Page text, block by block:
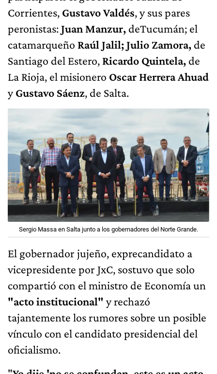
Corrientes, Gustavo Valdés, y sus pares
peronistas:Juan Manzur, deTucumán; el
catamarqueño Raúl Jalil;Julio Zamora, de
Santiago del Estero, Ricardo Quintela, de
La Rioja, el misionero Oscar Herrera Ahuad
yGustavo Sáenz, de Salta.
Sergio Massa en Salta junto a los gobernadores del Norte Grande.
El gobernador jujeño, exprecandidato a
vicepresidente por JxC, sostuvo que solo
compartió con el ministro de Economía un
"acto institucional" y rechazó
tajantemente los rumores sobre un posible
vínculo con el candidato presidencial del
oficialismo.